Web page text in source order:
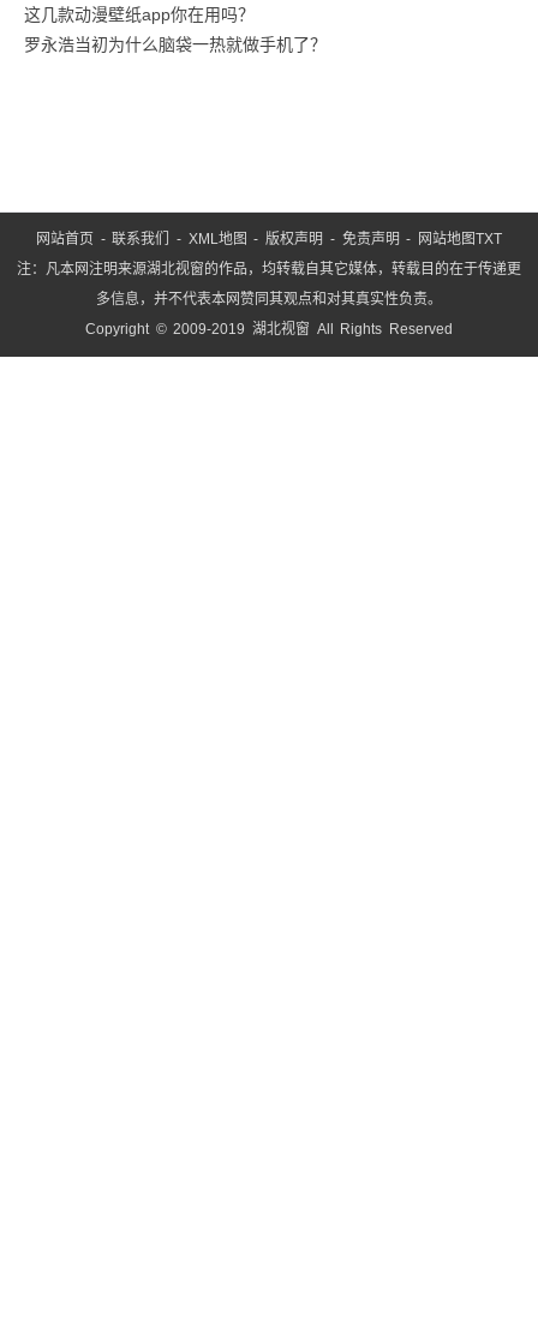
这几款动漫壁纸app你在用吗？
罗永浩当初为什么脑袋一热就做手机了？
网站首页 -联系我们 - XML地图 -版权声明 - 免责声明 - 网站地图TXT
注：凡本网注明来源湖北视窗的作品，均转载自其它媒体，转载目的在于传递更
多信息，并不代表本网赞同其观点和对其真实性负责。
Copyright © 2009-2019 湖北视窗 All Rights Reserved